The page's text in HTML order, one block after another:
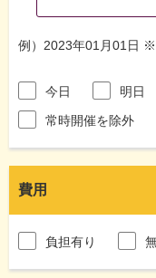
例）2023年01月01日 ※
今日 明日
常時開催を除外
費用
負担有り